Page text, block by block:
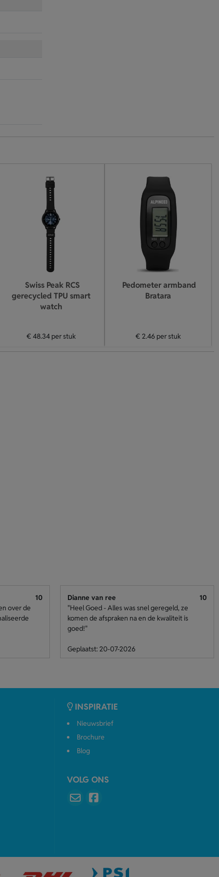
Swiss Peak RCS
gerecycled TPU smart
watch
€ 48.34 per stuk
Pedometer armband
Bratara
€ 2.46 per stuk
10
over de
Dianne van ree
10
"Heel Goed - Alles was snel geregeld, ze
komen de afspraken na en de kwaliteit is
goed!"
Geplaatst: 20-07-2026
INSPIRATIE
Nieuwsbrief
Brochure
Blog
VOLG ONS